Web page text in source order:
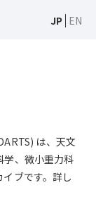
JP EN
は、天文
学、微小重力科
ブです。詳し